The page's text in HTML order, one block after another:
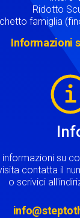
Ridotto
famiglia
Informazioni
informazioni su
contatta il
o scrivici